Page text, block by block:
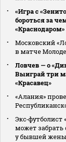
«Игра с
бороться за
Московский
в матче
Ловчев — о
Выиграй три
«Красавец»
«Алания»
Экс‑футболист
может забрать
у бывшей жены